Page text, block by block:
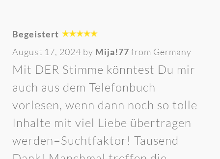
Begeistert
August 17, 2024 by Mija!77 from Germany
Mit DER Stimme könntest Du mir
auch aus dem Telefonbuch
vorlesen, wenn dann noch so tolle
Inhalte mit viel Liebe übertragen
werden=Suchtfaktor! Tausend